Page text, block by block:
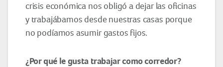
crisis económica nos obligó a dejar las oficinas
y trabajábamos desde nuestras casas porque
no podíamos asumir gastos fijos.
¿Por qué le gusta trabajar como corredor?